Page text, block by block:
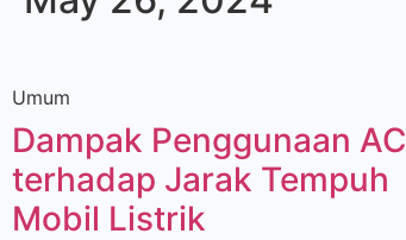
Umum
Dampak Penggunaan AC
terhadap Jarak Tempuh
Mobil Listrik